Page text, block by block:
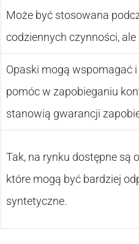
Może być stosowana
codziennych czynności,
Opaski mogą wspomagać
pomóc w zapobieganiu
stanowią gwarancji
Tak, na rynku dostępne są
które mogą być bardziej
syntetyczne.